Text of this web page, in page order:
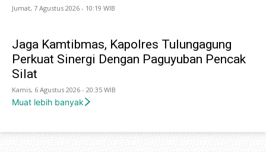
Jumat, 7 Agustus 2026 - 10:19 WIB
Jaga Kamtibmas, Kapolres Tulungagung
Perkuat Sinergi Dengan Paguyuban Pencak
Silat
Kamis, 6 Agustus 2026 - 20:35 WIB
Muat lebih banyak